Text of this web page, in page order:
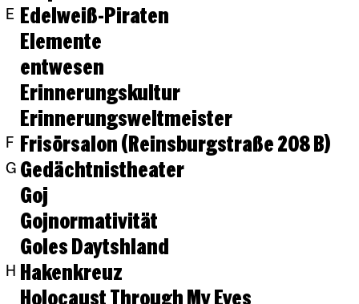
E Edelweiß-Piraten
Elemente
entwesen
Erinnerungskultur
Erinnerungsweltmeister
F Frisörsalon (Reinsburgstraße 208 B)
G Gedächtnistheater
Goj
Gojnormativität
Goles Daytshland
H Hakenkreuz
Holocaust Through My Eyes